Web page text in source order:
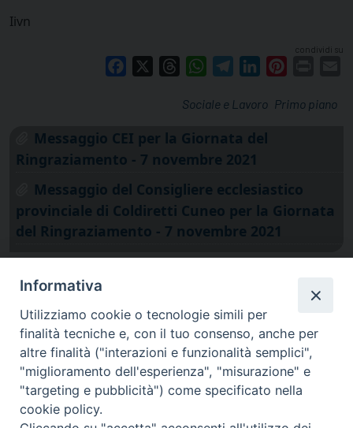
Iivn
condividi su
Facebook ThreadsWhatsAppTelegramLinkedIn
Primo piano
Sociale e Lavoro
Messaggio CEI per la Giornata del
Ringraziamento - 7 novembre 2021
Messaggio del Consigliere ecclesiastico
provinciale di Coldiretti Cuneo per la Giornata
del Ringraziamento - 7 novembre 2021
Informativa
Utilizziamo cookie o tecnologie simili per
finalità tecniche e, con il tuo consenso, anche per
altre finalità ("interazioni e funzionalità semplici",
"miglioramento dell'esperienza", "misurazione" e
"targeting e pubblicità") come specificato nella
cookie policy.